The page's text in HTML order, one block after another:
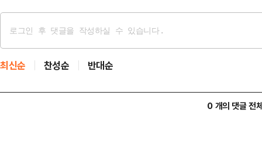
최신순 찬성순 반대순
0 개의 댓글 전